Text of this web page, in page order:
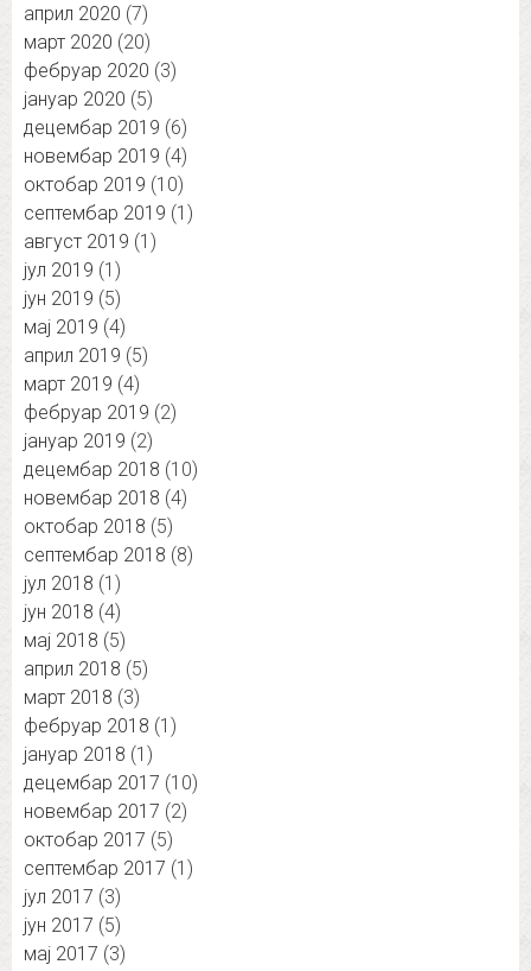
април 2020 (7)
март 2020 (20)
фебруар 2020 (3)
јануар 2020 (5)
децембар 2019 (6)
новембар 2019 (4)
октобар 2019 (10)
септембар 2019 (1)
август 2019 (1)
јул 2019 (1)
јун 2019 (5)
мај 2019 (4)
април 2019 (5)
март 2019 (4)
фебруар 2019 (2)
јануар 2019 (2)
децембар 2018 (10)
новембар 2018 (4)
октобар 2018 (5)
септембар 2018 (8)
јул 2018 (1)
јун 2018 (4)
мај 2018 (5)
април 2018 (5)
март 2018 (3)
фебруар 2018 (1)
јануар 2018 (1)
децембар 2017 (10)
новембар 2017 (2)
октобар 2017 (5)
септембар 2017 (1)
јул 2017 (3)
јун 2017 (5)
мај 2017 (3)